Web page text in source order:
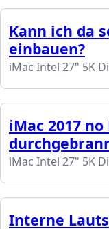
Kann ich da
einbauen?
iMac Intel 27" 5K
iMac 2017
iMac Intel 27" 5K
Interne